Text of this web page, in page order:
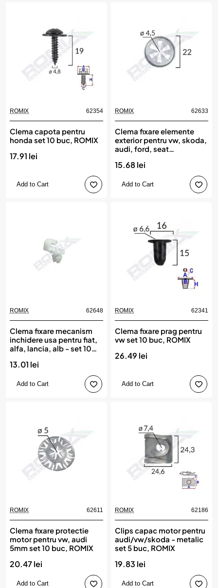
ROMIX 62354
Clema capota pentru
honda set 10 buc, ROMIX
17.91 lei
Add to Cart
ROMIX 62633
Clema fixare elemente
exterior pentru vw, skoda,
audi, ford, seat
ROMIX
15.68 lei
Add to Cart
ROMIX 62648
Clema fixare mecanism
inchidere usa pentru fiat,
alfa, lancia, alb - set 10
13.01 lei
Add to Cart
ROMIX 62341
Clema fixare prag pentru
vw set 10 buc, ROMIX
26.49 lei
Add to Cart
ROMIX 62611
Clema fixare protectie
motor pentru vw, audi
5mm set 10 buc, ROMIX
20.47 lei
Add to Cart
ROMIX 62186
Clips capac motor pentru
audi/vw/skoda - metalic
set 5 buc, ROMIX
19.83 lei
Add to Cart